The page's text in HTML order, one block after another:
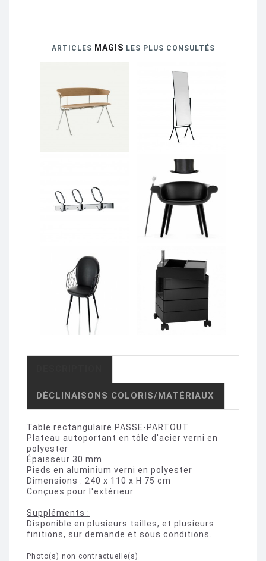
ARTICLES MAGIS LES PLUS CONSULTÉS
DÉCLINAISONS COLORIS/MATÉRIAUX
Table rectangulaire PASSE-PARTOUT
Plateau autoportant en tôle d'acier verni en
polyester
Épaisseur 30 mm
Pieds en aluminium verni en polyester
Dimensions : 240 x 110 x H 75 cm
Conçues pour l'extérieur
Suppléments :
Disponible en plusieurs tailles, et plusieurs
finitions, sur demande et sous conditions.
Photo(s) non contractuelle(s)